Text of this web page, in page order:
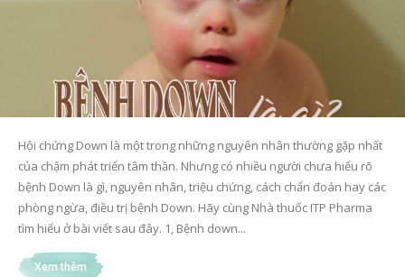
Hội chứng Down là một trong những nguyên nhân thường gặp nhất
của chậm phát triển tâm thần. Nhưng có nhiều người chưa hiểu rõ
bệnh Down là gì, nguyên nhân, triệu chứng, cách chẩn đoán hay các
phòng ngừa, điều trị bệnh Down. Hãy cùng Nhà thuốc ITP Pharma
tìm hiểu ở bài viết sau đây. 1, Bệnh down...
Xem thêm